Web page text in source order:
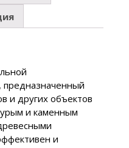
предназначенный
и других объектов
и каменным
и